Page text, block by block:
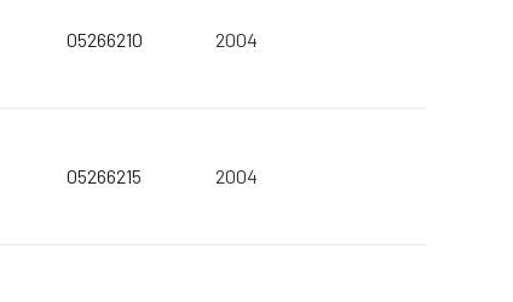
05266210 2004
05266215 2004